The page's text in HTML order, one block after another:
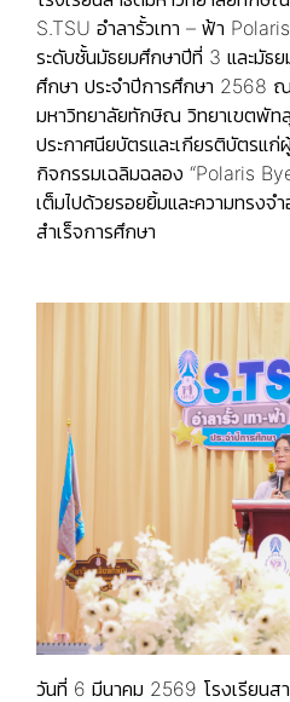
S.TSU อำลารั้วเทา – ฟ้า
ระดับชั้นมัธยมศึกษาปีที่ 3 และมัธ
ศึกษา ประจำปีการศึกษา 2568
มหาวิทยาลัยทักษิณ วิทยาเขตพัท
ประกาศนียบัตรและเกียรติบัตรแ
กิจกรรมเฉลิมฉลอง “Polaris
เต็มไปด้วยรอยยิ้มและความทรงจ
สำเร็จการศึกษา
วันที่ 6 มีนาคม 2569 โรงเรียน